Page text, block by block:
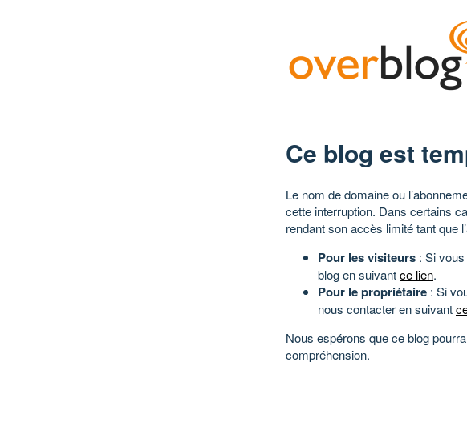
Ce blog est
Le nom de domaine ou
cette interruption. Dans certains
rendant son accès limité tant que
Pour les visiteurs : Si
blog en suivantce lien.
Pour le propriétaire : Si
nous contacter en suivant
Nous espérons que ce blog
compréhension.